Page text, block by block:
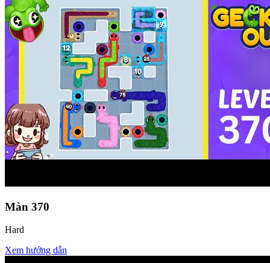
Màn 370
Hard
Xem hướng dẫn